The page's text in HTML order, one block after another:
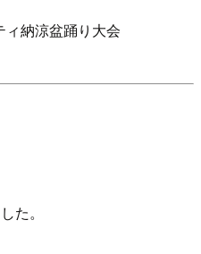
納涼盆踊り大会
た。